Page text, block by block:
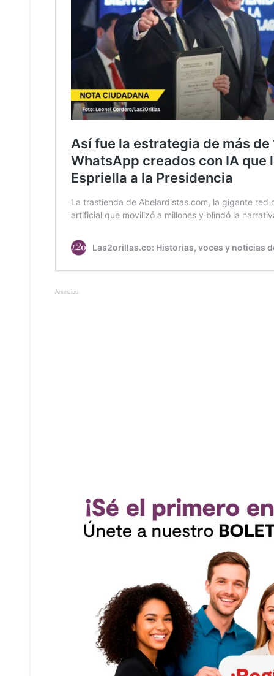
Anuncios.